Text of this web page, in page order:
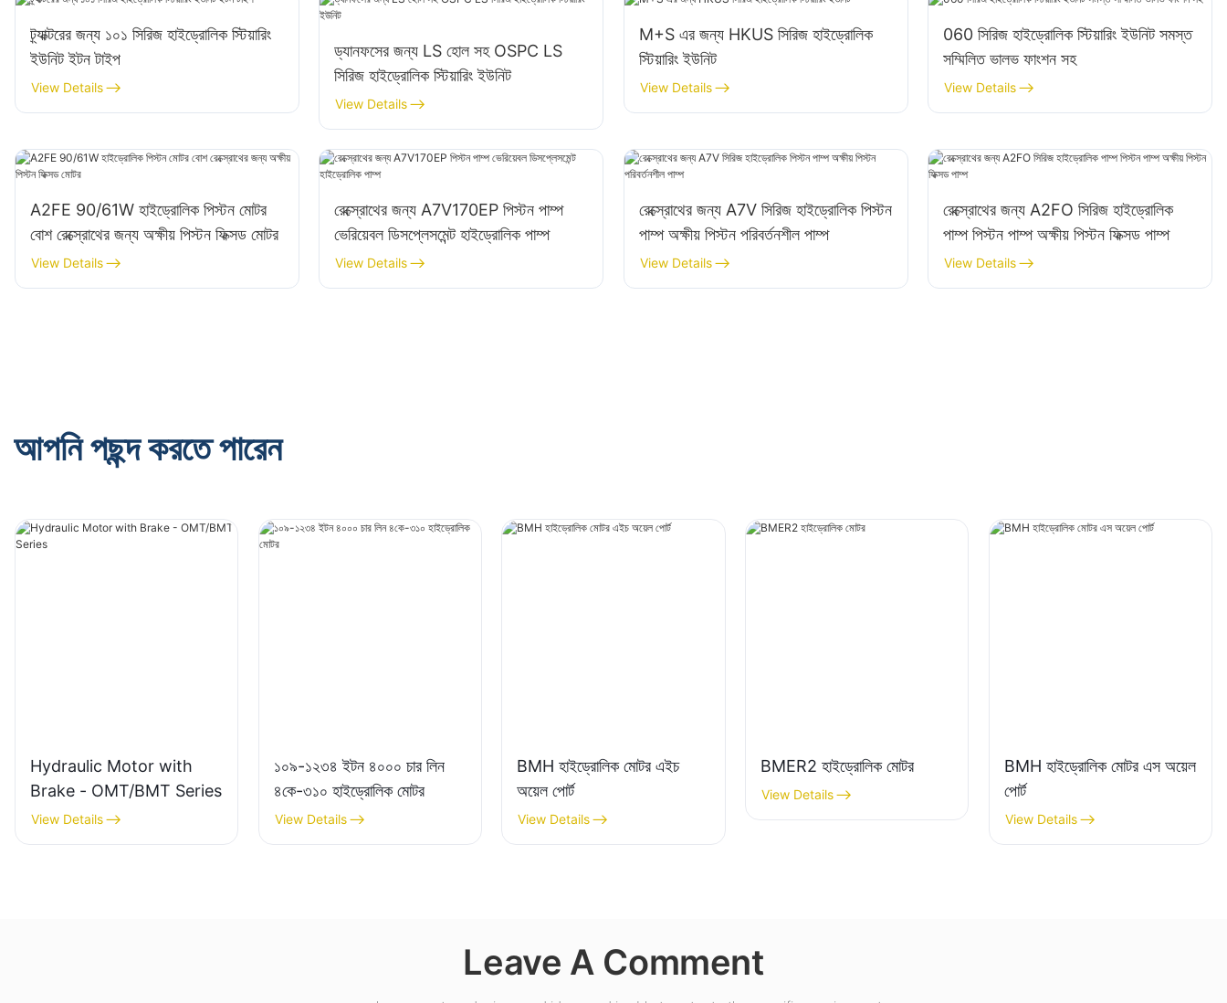
ট্র্যাক্টরের জন্য ১০১ সিরিজ হাইড্রোলিক স্টিয়ারিং
ইউনিট ইটন টাইপ
View Details
ড্যানফসের জন্য LS হোল সহ OSPC LS
সিরিজ হাইড্রোলিক স্টিয়ারিং ইউনিট
View Details
M+S এর জন্য HKUS সিরিজ হাইড্রোলিক
স্টিয়ারিং ইউনিট
View Details
060 সিরিজ হাইড্রোলিক স্টিয়ারিং ইউনিট সমস্ত
সম্মিলিত ভালভ ফাংশন সহ
View Details
A2FE 90/61W হাইড্রোলিক পিস্টন মোটর
বোশ রেক্স্রোথের জন্য অক্ষীয় পিস্টন ফিক্সড মোটর
View Details
রেক্স্রোথের জন্য A7V170EP পিস্টন পাম্প
ভেরিয়েবল ডিসপ্লেসমেন্ট হাইড্রোলিক পাম্প
View Details
রেক্স্রোথের জন্য A7V সিরিজ হাইড্রোলিক পিস্টন
পাম্প অক্ষীয় পিস্টন পরিবর্তনশীল পাম্প
View Details
রেক্স্রোথের জন্য A2FO সিরিজ হাইড্রোলিক
পাম্প পিস্টন পাম্প অক্ষীয় পিস্টন ফিক্সড পাম্প
View Details
আপনি পছন্দ করতে পারেন
Hydraulic Motor with
Brake - OMT/BMT Series
View Details
১০৯-১২৩৪ ইটন ৪০০০ চার লিন
৪কে-৩১০ হাইড্রোলিক মোটর
View Details
BMH হাইড্রোলিক মোটর এইচ
অয়েল পোর্ট
View Details
BMER2 হাইড্রোলিক মোটর
View Details
BMH হাইড্রোলিক মোটর এস অয়েল
পোর্ট
View Details
Leave A Comment